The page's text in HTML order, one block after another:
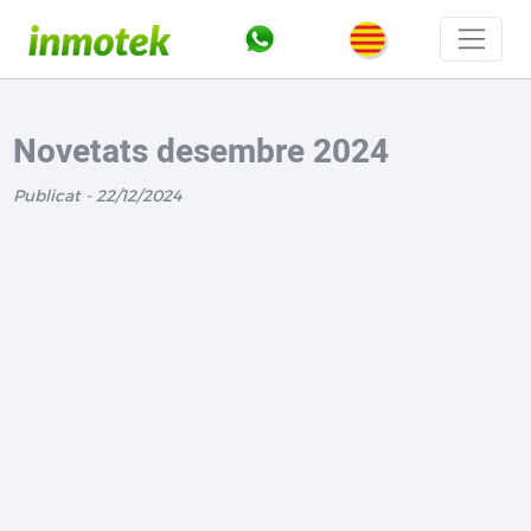
Novetats desembre 2024
Publicat - 22/12/2024